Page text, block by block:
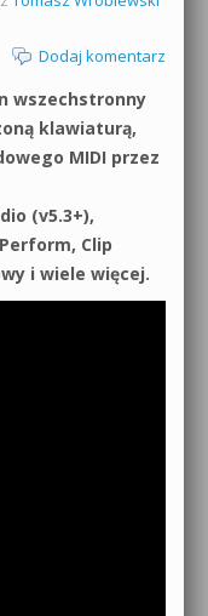
Dodaj komentarz
wszechstronny
klawiaturą,
MIDI przez
(v5.3+),
Clip
i wiele więcej.